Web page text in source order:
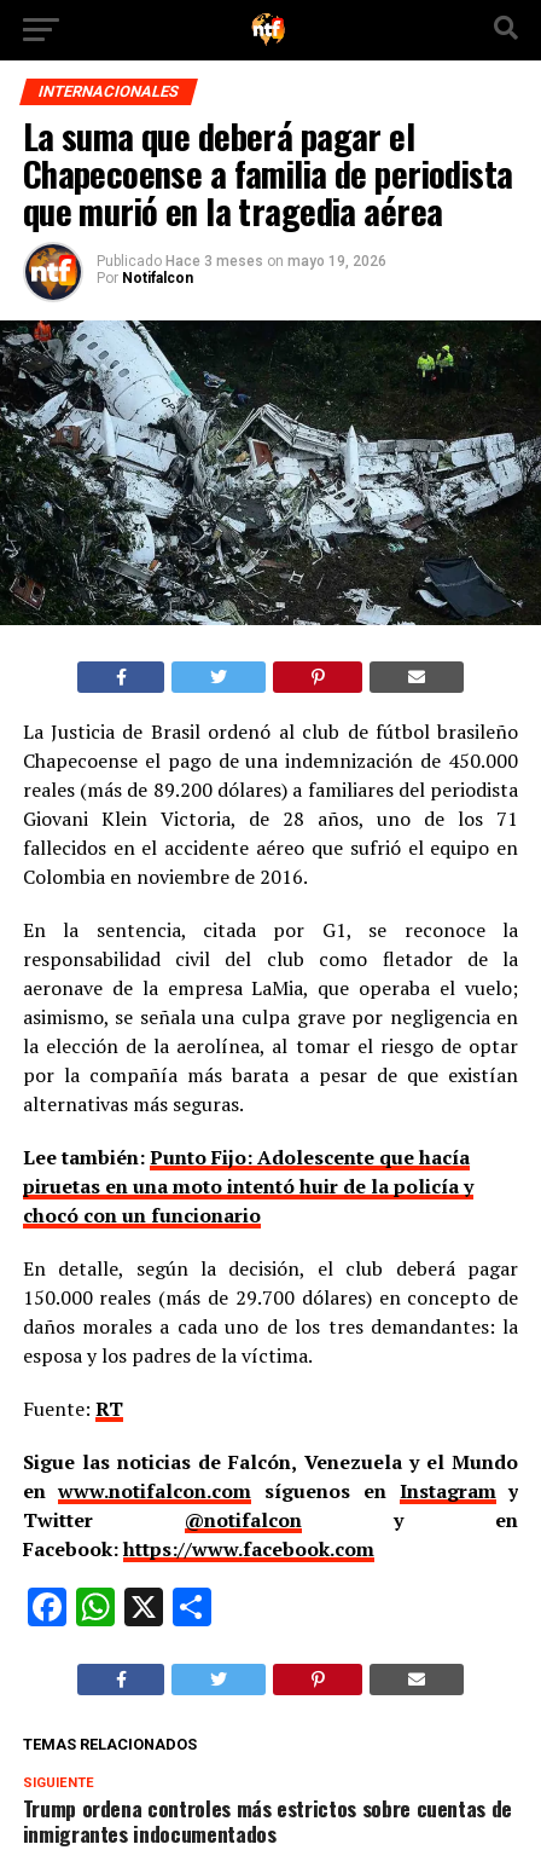
INTERNACIONALES
La suma que deberá pagar el
Chapecoense a familia de periodista
que murió en la tragedia aérea
Publicado Hace 3 meses on mayo 19, 2026
Por Notifalcon
La Justicia de Brasil ordenó al club de fútbol brasileño
Chapecoense el pago de una indemnización de 450.000
reales (más de 89.200 dólares) a familiares del periodista
Giovani Klein Victoria, de 28 años, uno de los 71
fallecidos en el accidente aéreo que sufrió el equipo en
Colombia en noviembre de 2016.
En la sentencia, citada por G1, se reconoce la
responsabilidad civil del club como fletador de la
aeronave de la empresa LaMia, que operaba el vuelo;
asimismo, se señala una culpa grave por negligencia en
la elección de la aerolínea, al tomar el riesgo de optar
por la compañía más barata a pesar de que existían
alternativas más seguras.
Lee también:Punto Fijo: Adolescente que hacía
piruetas en una moto intentó huir de la policía y
chocó con un funcionario
En detalle, según la decisión, el club deberá pagar
150.000 reales (más de 29.700 dólares) en concepto de
daños morales a cada uno de los tres demandantes: la
esposa y los padres de la víctima.
Fuente: RT
Sigue las noticias de Falcón, Venezuela y el Mundo
enwww.notifalcon.com síguenos en Instagramy
Twitter @notifalcony en
Facebook:https://www.facebook.com
Facebook
WhatsApp
X Compartir
TEMAS RELACIONADOS
SIGUIENTE
Trump ordena controles más estrictos sobre cuentas de
inmigrantes indocumentados